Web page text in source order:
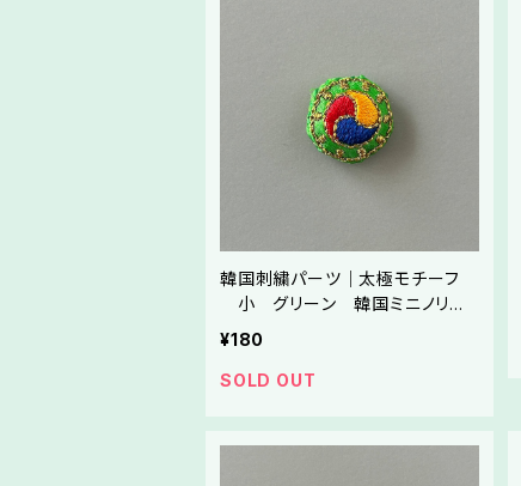
韓国刺繍パーツ｜太極モチーフ
小 グリーン 韓国ミニノリゲ
やストラップ制作にご利用ください
¥180
SOLD OUT